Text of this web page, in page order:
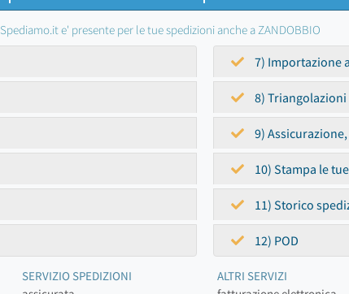
Spediamo.it e' presente per le tue spedizioni anche a ZANDOBBIO
7) Importazione
8) Triangolazioni
9)
10) Stampa le
11) Storico
12) POD
SERVIZIO SPEDIZIONI
ALTRI SERVIZI